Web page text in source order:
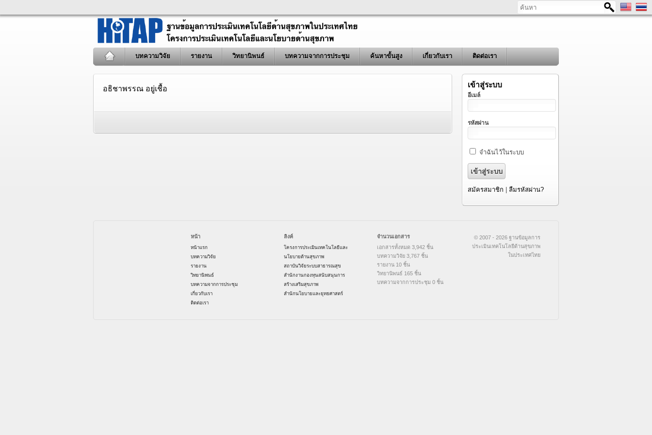
ค้นหา
บทความวิจัย รายงาน วิทยานิพนธ์ บทความจากการประชุม ค้นหาขั้นสูง เกี่ยวกับเรา ติดต่อเรา
อธิชาพรรณ อยู่เชื้อ เข้าสู่ระบบ
อีเมล์
รหัสผ่าน
จำฉันไว้ในระบบ
สมัครสมาชิก ลืมรหัสผ่าน?
หน้า
หน้าแรก
บทความวิจัย
รายงาน
วิทยานิพนธ์
บทความจากการประชุม
เกี่ยวกับเรา
ติดต่อเรา
ลิงค์
โครงการประเมินเทคโนโลยีและ
นโยบายด้านสุขภาพ
สถาบันวิจัยระบบสาธารณสุข
สำนักงานกองทุนสนับสนุนการ
สร้างเสริมสุขภาพ
สำนักนโยบายและยุทธศาสตร์
จำนวนเอกสาร
เอกสารทั้งหมด 3,942 ชิ้น
บทความวิจัย 3,767 ชิ้น
รายงาน 10 ชิ้น
วิทยานิพนธ์ 165 ชิ้น
บทความจากการประชุม 0 ชิ้น
© 2007 - 2026 ฐานข้อมูลการ
ประเมินเทคโนโลยีด้านสุขภาพ
ในประเทศไทย